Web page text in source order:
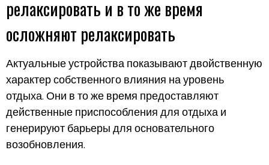
релаксировать и в то же время
осложняют релаксировать
Актуальные устройства показывают двойственную
характер собственного влияния на уровень
отдыха. Они в то же время предоставляют
действенные приспособления для отдыха и
генерируют барьеры для основательного
возобновления.